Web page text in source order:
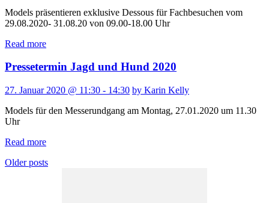
Models präsentieren exklusive Dessous für Fachbesuchen vom
29.08.2020- 31.08.20 von 09.00-18.00 Uhr
Read more
Pressetermin Jagd und Hund 2020
27. Januar 2020 @ 11:30 - 14:30 by Karin Kelly
Models für den Messerundgang am Montag, 27.01.2020 um 11.30
Uhr
Read more
Older posts